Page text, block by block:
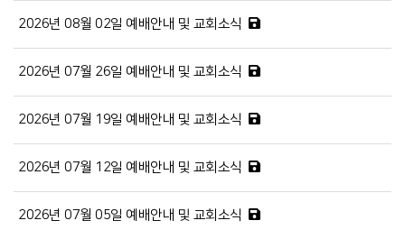
2026년 08월 02일 예배안내 및 교회소식
2026년 07월 26일 예배안내 및 교회소식
2026년 07월 19일 예배안내 및 교회소식
2026년 07월 12일 예배안내 및 교회소식
2026년 07월 05일 예배안내 및 교회소식